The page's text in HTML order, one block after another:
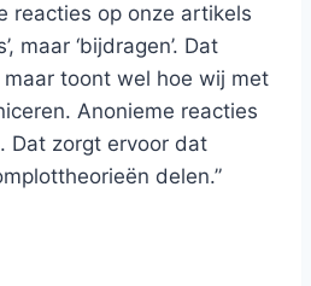
reacties op onze artikels
maar ‘bijdragen’. Dat
toont wel hoe wij met
Anonieme reacties
Dat zorgt ervoor dat
delen.”